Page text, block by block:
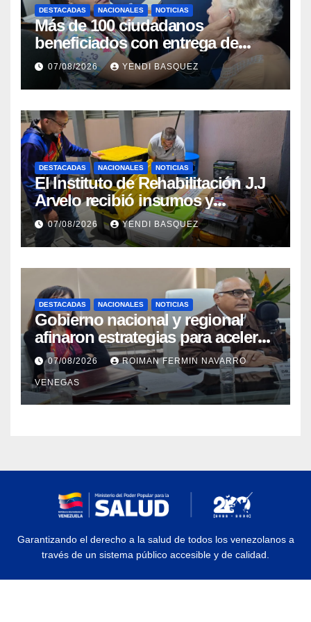
DESTACADAS NACIONALES NOTICIAS
Más de 100 ciudadanos
beneficiados con entrega de
prótesis auditivas en el Centro de
Rehabilitación J.J. Arvelo
07/08/2026 YENDI BASQUEZ
DESTACADAS NACIONALES NOTICIAS
El Instituto de Rehabilitación J.J
Arvelo recibió insumos y
herramientas para la atención de
personas con discapacidad
07/08/2026 YENDI BASQUEZ
DESTACADAS NACIONALES NOTICIAS
Gobierno nacional y regional
afinaron estrategias para acelerar
la vacunación antirrábica en el
estado Zulia
07/08/2026 ROIMAN FERMIN NAVARRO
VENEGAS
Garantizando el derecho a la salud de todos los venezolanos a
través de un sistema público accesible y de calidad.